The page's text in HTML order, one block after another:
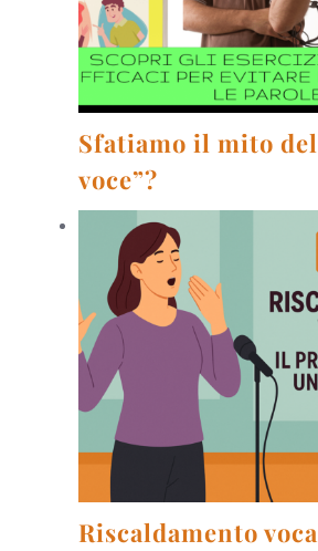
Sfatiamo il mito
voce”?
Riscaldamento